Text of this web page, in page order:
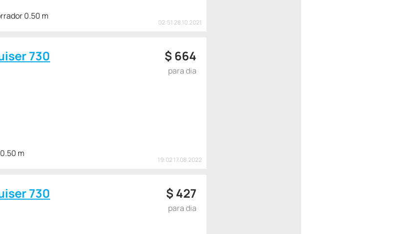
0.50 m
02:51 28.10.2021
730
m
$ 664
para dia
19:02 17.08.2022
730 $ 427
para dia